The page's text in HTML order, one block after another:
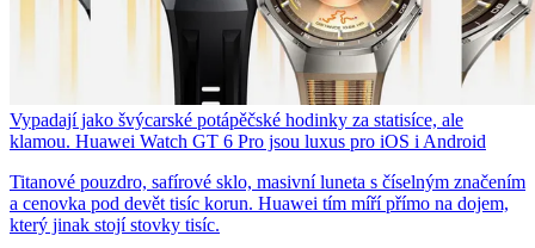
Vypadají jako švýcarské potápěčské hodinky za statisíce, ale
klamou. Huawei Watch GT 6 Pro jsou luxus pro iOS i Android
Titanové pouzdro, safírové sklo, masivní luneta s číselným značením
a cenovka pod devět tisíc korun. Huawei tím míří přímo na dojem,
který jinak stojí stovky tisíc.